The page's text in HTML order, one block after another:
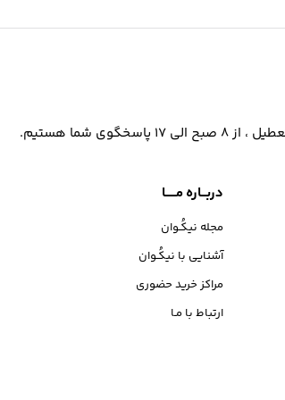
پاسخگوی شما هستیم.
دربـــاره مــــــا
مجله نیکُـوان
آشنایی با نیکُـوان
مراکز خرید حضوری
ارتباط با مـا